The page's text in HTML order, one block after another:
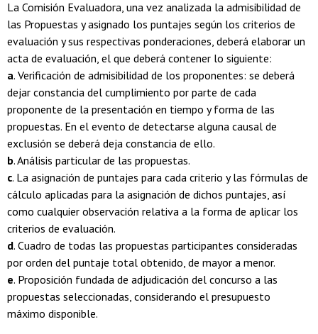
La Comisión Evaluadora, una vez analizada la admisibilidad de
las Propuestas y asignado los puntajes según los criterios de
evaluación y sus respectivas ponderaciones, deberá elaborar un
acta de evaluación, el que deberá contener lo siguiente:
a. Verificación de admisibilidad de los proponentes: se deberá
dejar constancia del cumplimiento por parte de cada
proponente de la presentación en tiempo y forma de las
propuestas. En el evento de detectarse alguna causal de
exclusión se deberá deja constancia de ello.
b. Análisis particular de las propuestas.
c. La asignación de puntajes para cada criterio y las fórmulas de
cálculo aplicadas para la asignación de dichos puntajes, así
como cualquier observación relativa a la forma de aplicar los
criterios de evaluación.
d. Cuadro de todas las propuestas participantes consideradas
por orden del puntaje total obtenido, de mayor a menor.
e. Proposición fundada de adjudicación del concurso a las
propuestas seleccionadas, considerando el presupuesto
máximo disponible.